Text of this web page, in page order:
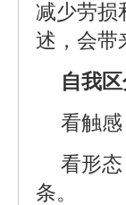
减少劳损
述，会带
自我区
看触
看形
条。